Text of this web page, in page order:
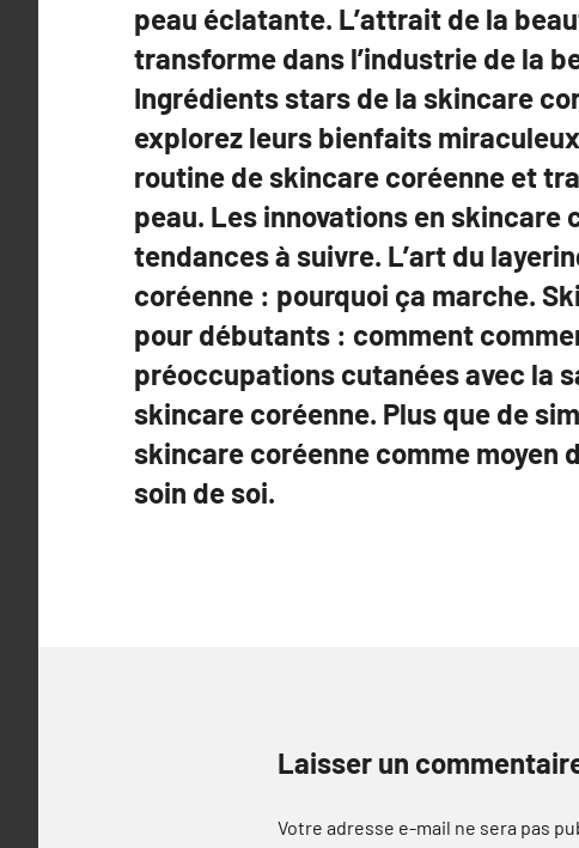
peau éclatante. L’attrait de la
transforme dans l’industrie de la
Ingrédients stars de la skincare
explorez leurs bienfaits
routine de skincare coréenne et
peau. Les innovations en skincare
tendances à suivre. L’art du
coréenne : pourquoi ça marche.
pour débutants : comment
préoccupations cutanées avec la
skincare coréenne. Plus que de
skincare coréenne comme moyen
soin de soi.
Laisser un
Votre adresse e-mail ne sera pas